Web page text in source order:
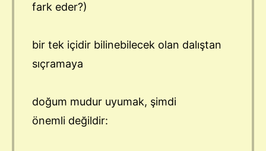
fark eder?)
bir tek içidir bilinebilecek olan dalıştan
sıçramaya
doğum mudur uyumak, şimdi
önemli değildir: